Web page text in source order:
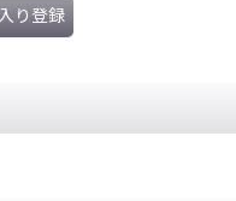
り登録